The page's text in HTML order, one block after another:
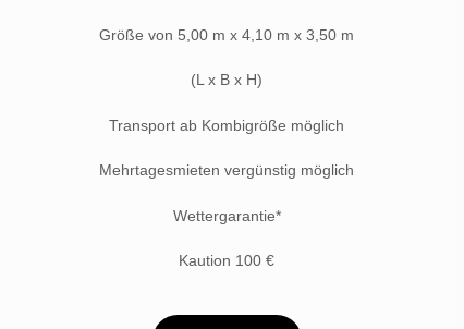
Größe von 5,00 m x 4,10 m x 3,50 m
(L x B x H)
Transport ab Kombigröße möglich
Mehrtagesmieten vergünstig möglich
Wettergarantie*
Kaution 100 €